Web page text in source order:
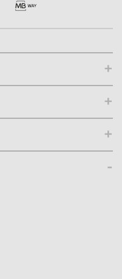
+
+
+
-